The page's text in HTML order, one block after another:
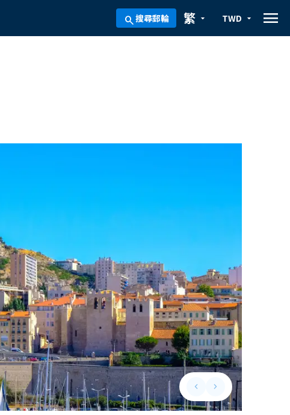
search搜尋郵輪 arrow_drop_down
繁 arrow_drop_down
TWD menu
keyboard_arrow_leftPrevious slide
keyboard_arrow_rightNext slide